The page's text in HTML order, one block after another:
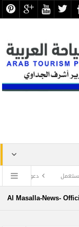
دعوة لإعادة الحساب .. بقلم
Al Masalla-News-